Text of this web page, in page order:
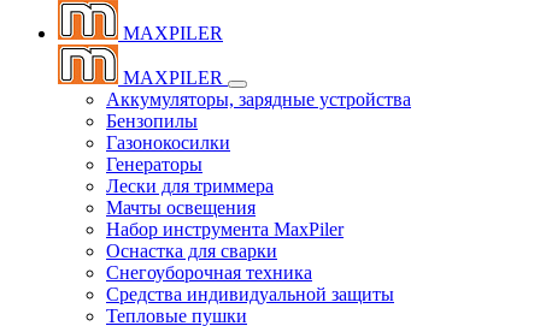
MAXPILER
MAXPILER
Аккумуляторы, зарядные устройства
Бензопилы
Газонокосилки
Генераторы
Лески для триммера
Мачты освещения
Набор инструмента MaxPiler
Оснастка для сварки
Снегоуборочная техника
Средства индивидуальной защиты
Тепловые пушки